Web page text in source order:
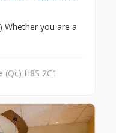
Whether you are a
H8S 2C1